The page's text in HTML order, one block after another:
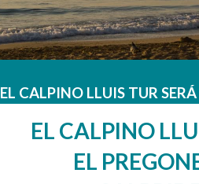
EL CALPINO LLUIS TUR
EL CALPINO
EL